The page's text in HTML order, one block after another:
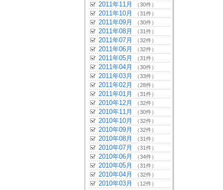
2011年11月 （30件）
2011年10月 （31件）
2011年09月 （30件）
2011年08月 （31件）
2011年07月 （32件）
2011年06月 （32件）
2011年05月 （31件）
2011年04月 （30件）
2011年03月 （33件）
2011年02月 （28件）
2011年01月 （31件）
2010年12月 （32件）
2010年11月 （30件）
2010年10月 （32件）
2010年09月 （32件）
2010年08月 （31件）
2010年07月 （31件）
2010年06月 （34件）
2010年05月 （31件）
2010年04月 （32件）
2010年03月 （12件）